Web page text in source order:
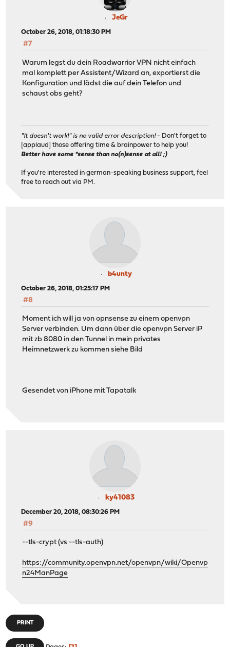
JeGr
October 26, 2018, 01:18:30 PM
#7
Warum legst du dein Roadwarrior VPN nicht einfach
mal komplett per Assistent/Wizard an, exportierst die
Konfiguration und lädst die auf dein Telefon und
schaust obs geht?
"It doesn't work!" is no valid error description!- Don't forget to
[applaud] those offering time & brainpower to help you!
Better have some *sense than no(n)sense at all! ;)
If you're interested in german-speaking business support, feel
free to reach out via PM.
b4unty
October 26, 2018, 01:25:17 PM
#8
Moment ich will ja von opnsense zu einem openvpn
Server verbinden. Um dann über die openvpn Server iP
mit zb 8080 in den Tunnel in mein privates
Heimnetzwerk zu kommen siehe Bild
Gesendet von iPhone mit Tapatalk
ky41083
December 20, 2018, 08:30:26 PM
#9
--tls-crypt (vs --tls-auth)
https://community.openvpn.net/openvpn/wiki/Openvp
n24ManPage
PRINT